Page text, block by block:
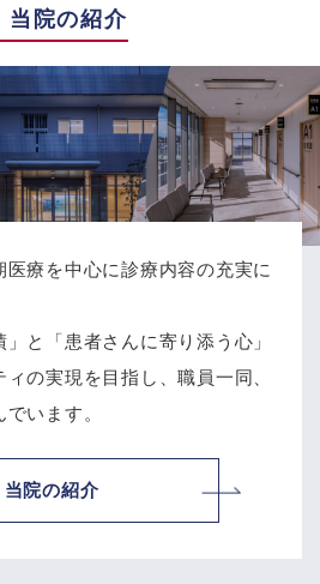
当院の紹介
療を中心に診療内容の充実に
と「患者さんに寄り添う心」
の実現を目指し、職員一同、
います。
当院の紹介